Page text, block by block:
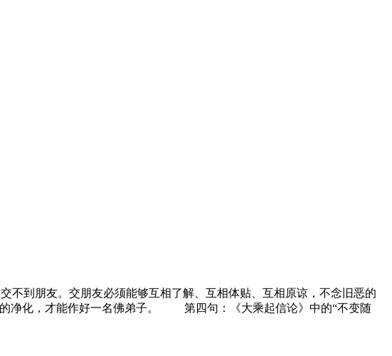
到朋友。交朋友必须能够互相了解、互相体贴、互相原谅， 不念旧恶的
的净化，才能作好一名佛弟子。 第四句：《大乘起信论》中的“不变随